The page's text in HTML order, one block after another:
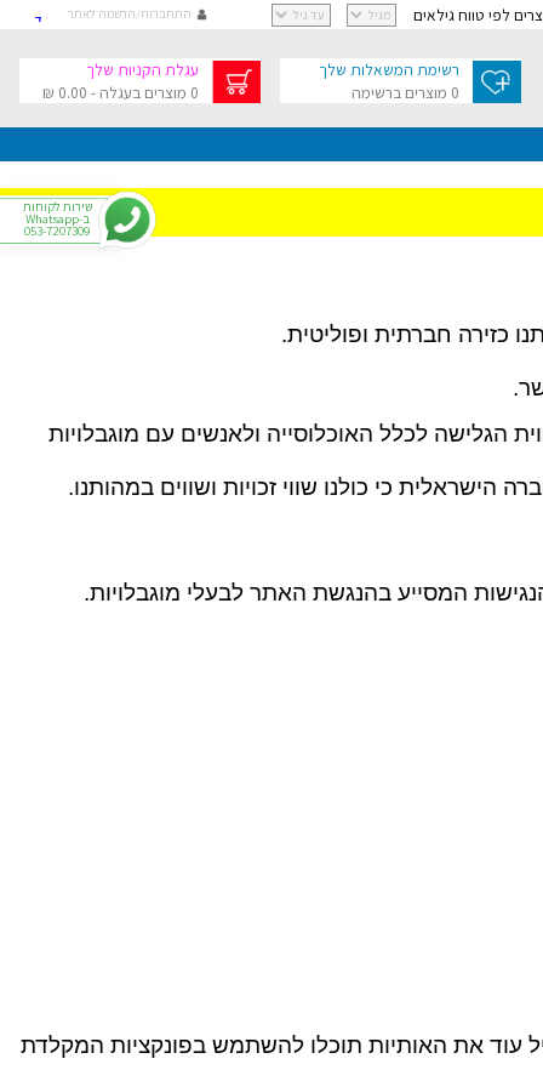
קישור
התחברות/הרשמה לאתר לפי טווח גילאים
עגלת הקניות שלך
0 מוצרים בעגלה - 0.00 ₪
הקניות שלךבסך 0.00 ₪
רשימת המשאלות שלך
0 מוצרים ברשימה
שירות לקוחות
ב-Whatsapp
053-7207309
כזירה חברתית ופוליטית.
הגלישה לכלל האוכלוסייה ולאנשים עם מוגבלויות
הישראלית כי כולנו שווי זכויות ושווים במהותנו.
המסייע בהנגשת האתר לבעלי מוגבלויות.
להגדיל עוד את האותיות תוכלו להשתמש בפונקציות המקלדת